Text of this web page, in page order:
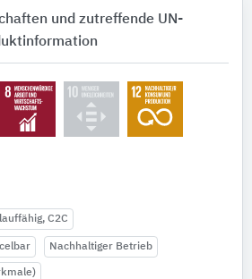
und zutreffende UN-
C2C
Nachhaltiger Betrieb